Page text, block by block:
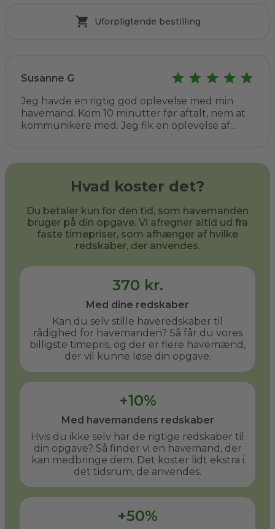
Uforpligtende bestilling
Susanne G
Jeg havde en rigtig god oplevelse med min
havemand. Kom 10 minutter før aftalt, nem at
kommunikere med. Jeg fik en oplevelse af
gang. Jeg har allerede anbefalet ham til flere
Hvad koster det?
Du betaler kun for den tid, som havemanden
bruger på din opgave. Vi afregner altid ud fra
faste timepriser, som afhænger af hvilke
redskaber, der anvendes.
370 kr.
Med dine redskaber
Kan du selv stille haveredskaber til
rådighed for havemanden? Så får du vores
billigste timepris, og der er flere havemænd,
der vil kunne løse din opgave.
+10%
Med havemandens redskaber
Hvis du ikke selv har de rigtige redskaber til
din opgave? Så finder vi en havemand, der
kan medbringe dem. Det koster lidt ekstra i
det tidsrum, de anvendes.
+50%